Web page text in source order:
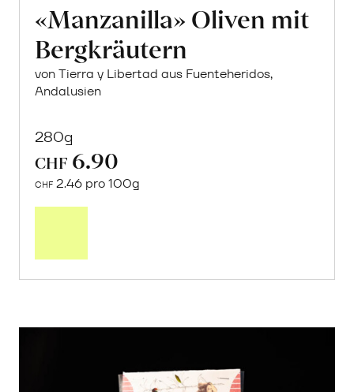
«Manzanilla» Oliven mit
Bergkräutern
von Tierra y Libertad aus Fuenteheridos,
Andalusien
280g
CHF 6.90
CHF 2.46 pro 100g